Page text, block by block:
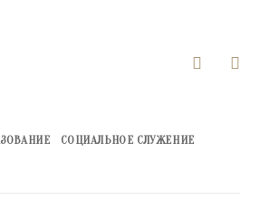
 
СОЦИАЛЬНОЕ СЛУЖЕНИЕ